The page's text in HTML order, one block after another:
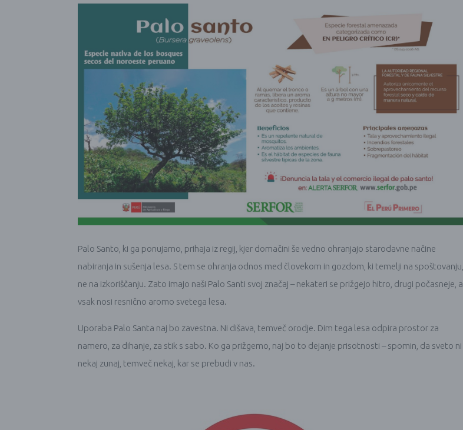
Palo Santo, ki ga ponujamo, prihaja iz regij, kjer domačini še vedno ohranjajo starodavne načine
nabiranja in sušenja lesa. S tem se ohranja odnos med človekom in gozdom, ki temelji na spoštovanju,
ne na izkoriščanju. Zato imajo naši Palo Santi svoj značaj – nekateri se prižgejo hitro, drugi počasneje, a
vsak nosi resnično aromo svetega lesa.
Uporaba Palo Santa naj bo zavestna. Ni dišava, temveč orodje. Dim tega lesa odpira prostor za
namero, za dihanje, za stik s sabo. Ko ga prižgemo, naj bo to dejanje prisotnosti – spomin, da sveto ni
nekaj zunaj, temveč nekaj, kar se prebudi v nas.